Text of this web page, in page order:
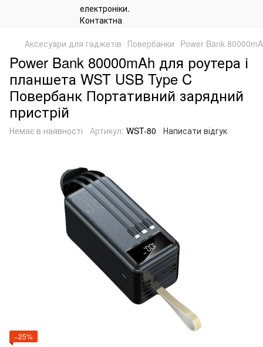
Аксесуари для гаджетів Повербанки Power Bank
Power Bank 80000mAh для роутера і
планшета WST USB Type C
Повербанк Портативний зарядний
пристрій
Немає в наявності Артикул: WST-80 Написати відгук
−25%